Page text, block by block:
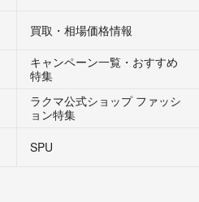
買取・相場価格情報
キャンペーン一覧・おすすめ
特集
ラクマ公式ショップ ファッシ
ョン特集
SPU